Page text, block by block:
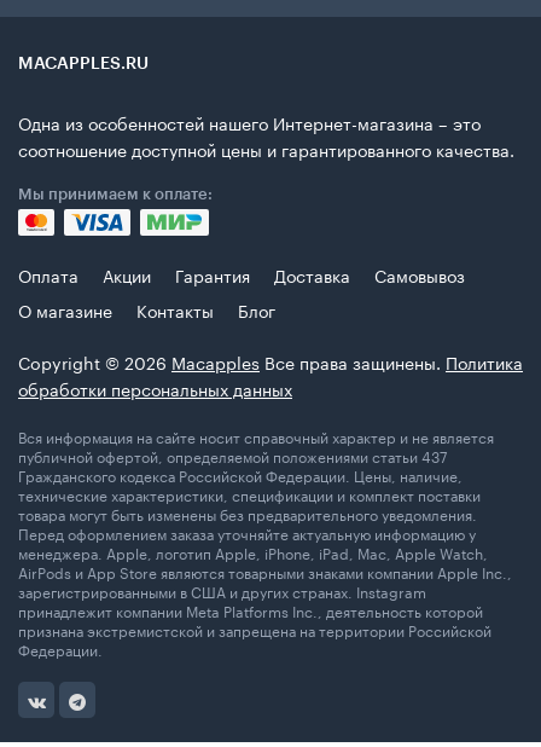
MACAPPLES.RU
Одна из особенностей нашего Интернет-магазина – это
соотношение доступной цены и гарантированного качества.
Мы принимаем к оплате:
Оплата Акции Гарантия Доставка
Самовывоз
О магазине
Контакты
Блог
Copyright © 2026 Macapples Все права защинены. Политика
обработки персональных данных
Вся информация на сайте носит справочный характер и не является
публичной офертой, определяемой положениями статьи 437
Гражданского кодекса Российской Федерации. Цены, наличие,
технические характеристики, спецификации и комплект поставки
товара могут быть изменены без предварительного уведомления.
Перед оформлением заказа уточняйте актуальную информацию у
менеджера. Apple, логотип Apple, iPhone, iPad, Mac, Apple Watch,
AirPods и App Store являются товарными знаками компании Apple Inc.,
зарегистрированными в США и других странах. Instagram
принадлежит компании Meta Platforms Inc., деятельность которой
признана экстремистской и запрещена на территории Российской
Федерации.